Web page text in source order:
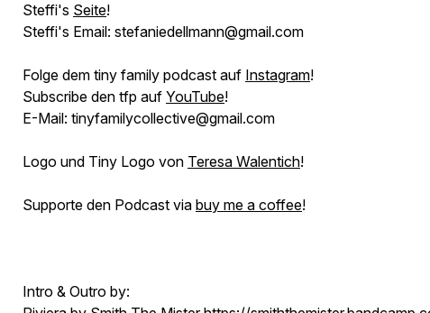
Steffi's Seite!
Steffi's Email: stefaniedellmann@gmail.com
Folge dem tiny family podcast auf Instagram!
Subscribe den tfp auf YouTube!
E-Mail: tinyfamilycollective@gmail.com
Logo und Tiny Logo von Teresa Walentich!
Supporte den Podcast via buy me a coffee!
Intro & Outro by: